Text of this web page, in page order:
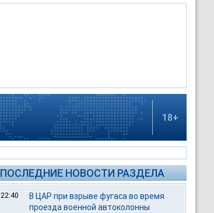
18+
ПОСЛЕДНИЕ НОВОСТИ РАЗДЕЛА
22:40
В ЦАР при взрыве фугаса во время
проезда военной автоколонны